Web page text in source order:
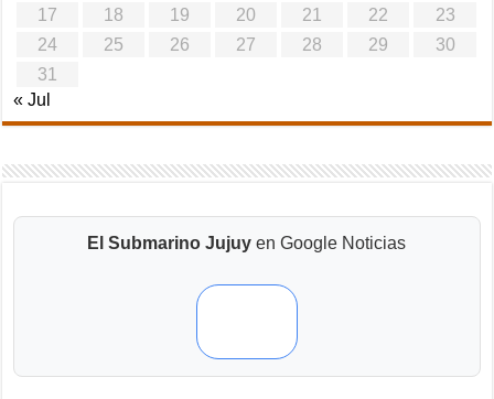
17
18 19 20 21 22
23
24
25 26 27 28 29
30
31
« Jul
El Submarino Jujuy en Google Noticias